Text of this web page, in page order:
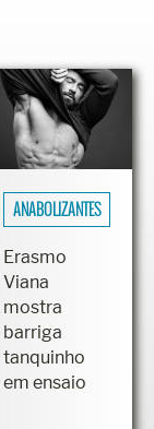
ANABOLIZANTES
Erasmo
Viana
mostra
barriga
tanquinho
em ensaio